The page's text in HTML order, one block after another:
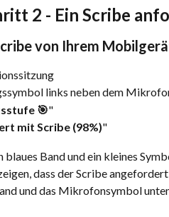
2 - Ein Scribe
von Ihrem
links neben dem
🎯"
mit Scribe (98%)"
Band und ein kleines
dass der Scribe
und das Mikrofonsymbol